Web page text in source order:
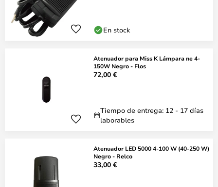
En stock
Atenuador para Miss K Lámpara ne 4-
150W Negro - Flos
72,00 €
Tiempo de entrega: 12 - 17 días
laborables
Atenuador LED 5000 4-100 W (40-250 W)
Negro - Relco
33,00 €